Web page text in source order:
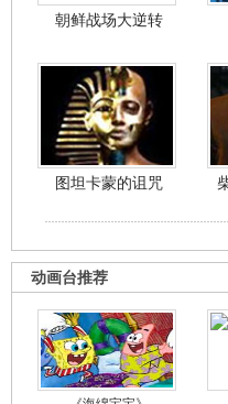
朝鲜战场大逆转
图坦卡蒙的诅咒
动画台推荐